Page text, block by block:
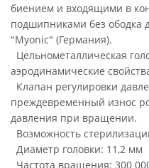
биением и входящими в
подшипниками без
"Myonic" (Германия).
Цельнометаллическая
аэродинамические
Клапан регулировки
преждевременный износ
давления при вращении.
Возможность
Диаметр головки: 11,2 мм
Частота вращения: 300